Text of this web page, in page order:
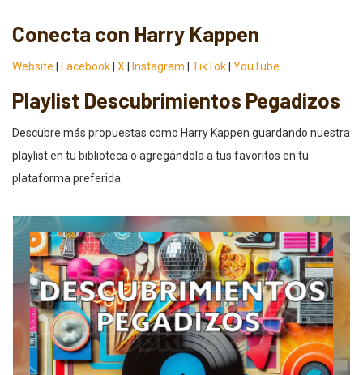
Conecta con Harry Kappen
Website Facebook X Instagram TikTok YouTube
Playlist Descubrimientos Pegadizos
Descubre más propuestas como Harry Kappen guardando nuestra
playlist en tu biblioteca o agregándola a tus favoritos en tu
plataforma preferida.